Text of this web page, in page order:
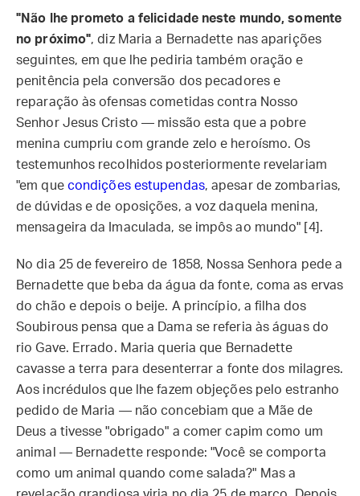
"Não lhe prometo a felicidade neste mundo, somente
no próximo", diz Maria a Bernadette nas aparições
seguintes, em que lhe pediria também oração e
penitência pela conversão dos pecadores e
reparação às ofensas cometidas contra Nosso
Senhor Jesus Cristo — missão esta que a pobre
menina cumpriu com grande zelo e heroísmo. Os
testemunhos recolhidos posteriormente revelariam
"em que condições estupendas, apesar de zombarias,
de dúvidas e de oposições, a voz daquela menina,
mensageira da Imaculada, se impôs ao mundo" [4].
No dia 25 de fevereiro de 1858, Nossa Senhora pede a
Bernadette que beba da água da fonte, coma as ervas
do chão e depois o beije. A princípio, a filha dos
Soubirous pensa que a Dama se referia às águas do
rio Gave. Errado. Maria queria que Bernadette
cavasse a terra para desenterrar a fonte dos milagres.
Aos incrédulos que lhe fazem objeções pelo estranho
pedido de Maria — não concebiam que a Mãe de
Deus a tivesse "obrigado" a comer capim como um
animal — Bernadette responde: "Você se comporta
como um animal quando come salada?" Mas a